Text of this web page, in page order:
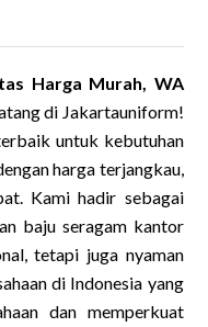
Harga Murah, WA
di Jakartauniform!
untuk kebutuhan
harga terjangkau,
Kami hadir sebagai
baju seragam kantor
tetapi juga nyaman
di Indonesia yang
dan memperkuat